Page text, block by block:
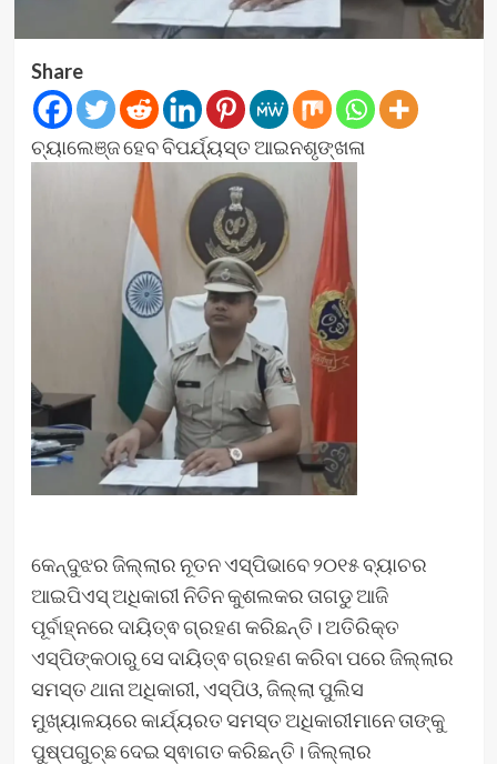
Share
ଚ୍ୟାଲେଞ୍ଜ ହେବ ବିପର୍ଯ୍ୟସ୍ତ ଆଇନଶୃଙ୍ଖଳା
କେନ୍ଦୁଝର ଜିଲ୍ଲାର ନୂତନ ଏସ୍‌ପିଭାବେ ୨୦୧୫ ବ୍ୟାଚର
ଆଇପିଏସ୍ ଅଧିକାରୀ ନିତିନ କୁଶଲକର ତାଗଡୁ ଆଜି
ପୂର୍ବାହ୍ନରେ ଦାୟିତ୍ଵ ଗ୍ରହଣ କରିଛନ୍ତି। ଅତିରିକ୍ତ
ଏସ୍‌ପିଙ୍କଠାରୁ ସେ ଦାୟିତ୍ଵ ଗ୍ରହଣ କରିବା ପରେ ଜିଲ୍ଲାର
ସମସ୍ତ ଥାନା ଅଧିକାରୀ, ଏସ୍‌ପିଓ, ଜିଲ୍ଲା ପୁଲିସ
ମୁଖ୍ୟାଳୟରେ କାର୍ଯ୍ୟରତ ସମସ୍ତ ଅଧିକାରୀମାନେ ତାଙ୍କୁ
ପୁଷ୍ପଗୁଚ୍ଛ ଦେଇ ସ୍ଵାଗତ କରିଛନ୍ତି। ଜିଲ୍ଲାର